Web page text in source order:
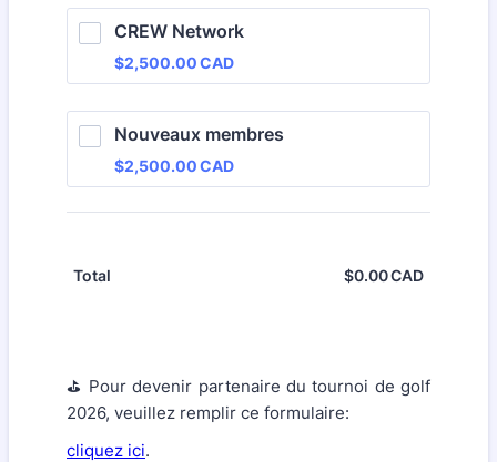
CREW Network
$2,500.00 CAD
$2,500.00CAD
Nouveaux membres
$2,500.00 CAD
$2,500.00CAD
Total $0.00
$0.00CAD
⛳ Pour devenir partenaire du tournoi de golf
2026, veuillez remplir ce formulaire:
cliquez ici.